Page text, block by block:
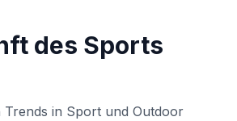
des Sports
Trends in Sport und Outdoor